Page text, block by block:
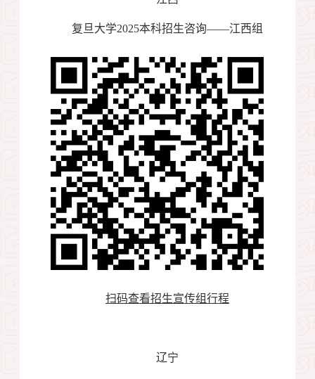
复旦大学2025本科招生咨询——江西组
扫码查看招生宣传组行程
辽宁